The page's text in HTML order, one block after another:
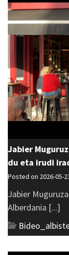
Jabier
du eta irudi
Posted on 2026-05-
Jabier
Alberdania [...]